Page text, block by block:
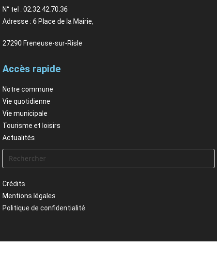
N° tel : 02.32.42.70.36
Adresse : 6 Place de la Mairie,
27290 Freneuse-sur-Risle
Accès rapide
Notre commune
Vie quotidienne
Vie municipale
Tourisme et loisirs
Actualités
Crédits
Mentions légales
Politique de confidentialité